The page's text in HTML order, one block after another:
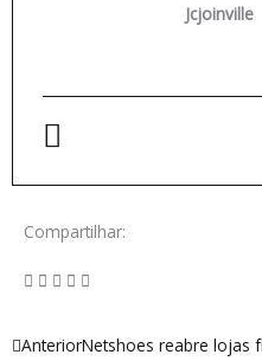
Jcjoinville
Compartilhar:
Anterior
AnteriorNetshoes reabre lojas
Próximo